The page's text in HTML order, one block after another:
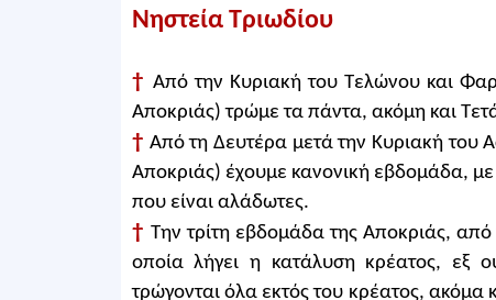
Νηστεία Τριωδίου
† Από την Κυριακή του Τελώνου και
Αποκριάς) τρώμε τα πάντα, ακόμη και
† Από τη Δευτέρα μετά την Κυριακή του
Αποκριάς) έχουμε κανονική εβδομάδα,
που είναι αλάδωτες.
† Την τρίτη εβδομάδα της Αποκριάς,
οποία λήγει η κατάλυση κρέατος, εξ
τρώγονται όλα εκτός του κρέατος,